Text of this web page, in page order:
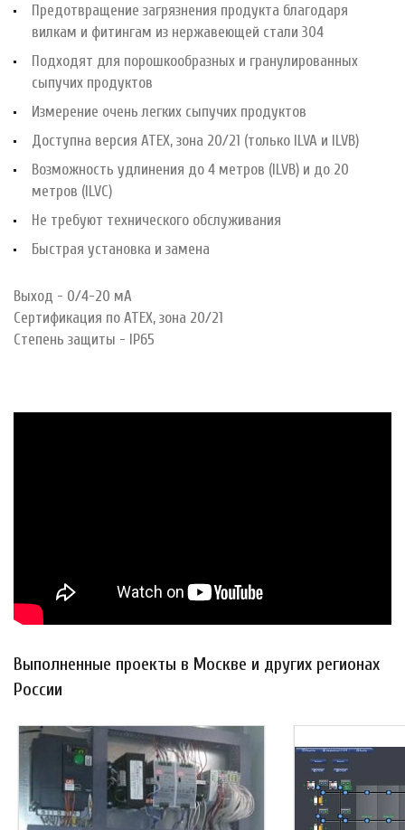
Предотвращение загрязнения продукта благодаря
вилкам и фитингам из нержавеющей стали 304
Подходят для порошкообразных и гранулированных
сыпучих продуктов
Измерение очень легких сыпучих продуктов
Доступна версия ATEX, зона 20/21 (только ILVA и ILVB)
Возможность удлинения до 4 метров (ILVB) и до 20
метров (ILVC)
Не требуют технического обслуживания
Быстрая установка и замена
Выход - 0/4-20 мА
Сертификация по АТЕХ, зона 20/21
Степень защиты - IP65
Выполненные проекты в Москве и других регионах
России